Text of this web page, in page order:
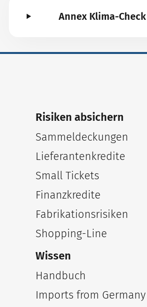
Annex Klima-Check
Risiken absichern
Sammeldeckungen
Lieferantenkredite
Small Tickets
Finanzkredite
Fabrikationsrisiken
Shopping-Line
Wissen
Handbuch
Imports from Germany